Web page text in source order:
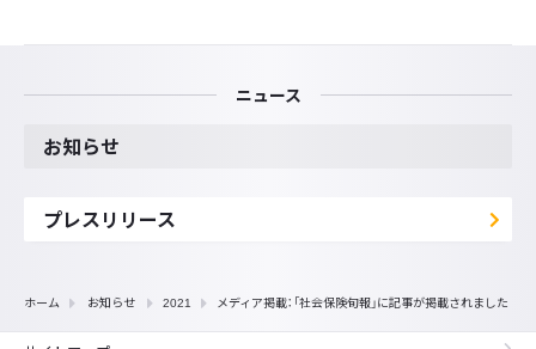
ニュース
お知らせ
プレスリリース
ホーム お知らせ 2021 メディア掲載：「社会保険旬報」に記事が掲載されました